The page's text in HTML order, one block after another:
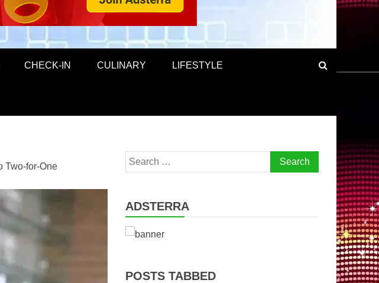
CHECK-IN CULINARY LIFESTYLE
Two-for-One
Search
for:
ADSTERRA
POSTS TABBED